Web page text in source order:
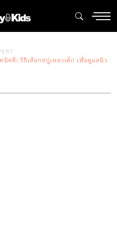
นิคดี! วิธีเลือกสบู่เหลวเด็ก เพื่อดูแลผิว